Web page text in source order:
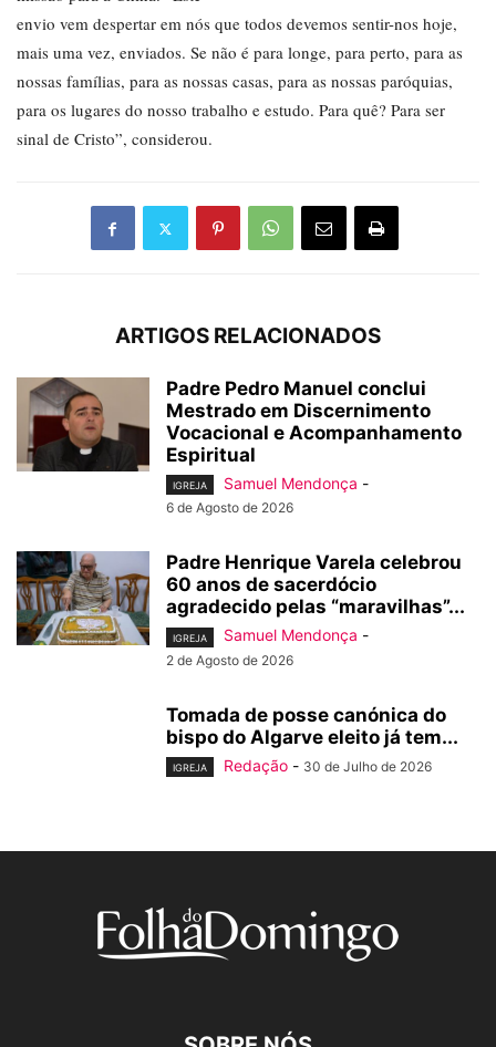
envio vem despertar em nós que todos devemos sentir-nos hoje,
mais uma vez, enviados. Se não é para longe, para perto, para as
nossas famílias, para as nossas casas, para as nossas paróquias,
para os lugares do nosso trabalho e estudo. Para quê? Para ser
sinal de Cristo”, considerou.
ARTIGOS RELACIONADOS
Padre Pedro Manuel conclui
Mestrado em Discernimento
Vocacional e Acompanhamento
Espiritual
IGREJA Samuel Mendonça -
6 de Agosto de 2026
Padre Henrique Varela celebrou
60 anos de sacerdócio
agradecido pelas “maravilhas”...
IGREJA Samuel Mendonça -
2 de Agosto de 2026
Tomada de posse canónica do
bispo do Algarve eleito já tem...
IGREJA Redação - 30 de Julho de 2026